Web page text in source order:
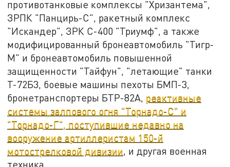
противотанковые комплексы "Хризантема",
ЗРПК "Панцирь-С", ракетный комплекс
"Искандер", ЗРК С-400 "Триумф", а также
модифицированный бронеавтомобиль "Тигр-
М" и бронеавтомобиль повышенной
защищенности "Тайфун", "летающие" танки
Т-72Б3, боевые машины пехоты БМП-3,
бронетранспортеры БТР-82А, реактивные
системы залпового огня "Торнадо-С" и
"Торнадо-Г", поступившие недавно на
вооружение артиллеристам 150-й
мотострелковой дивизии, и другая военная
техника.